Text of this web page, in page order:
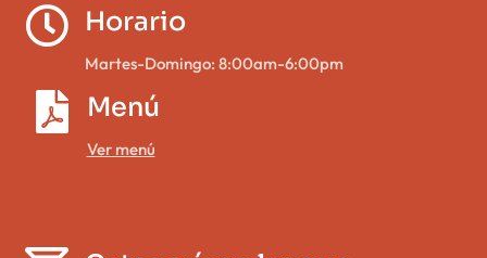
 Horario
Martes-Domingo: 8:00am-6:00pm
 Menú
Ver menú